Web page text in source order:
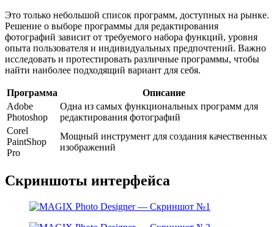
Это только небольшой список программ, доступных на рынке.
Решение о выборе программы для редактирования
фотографий зависит от требуемого набора функций, уровня
опыта пользователя и индивидуальных предпочтений. Важно
исследовать и протестировать различные программы, чтобы
найти наиболее подходящий вариант для себя.
Программа
Описание
Adobe
Photoshop
Одна из самых функциональных программ для
редактирования фотографий
Corel
PaintShop
Pro
Мощный инструмент для создания качественных
изображений
Скриншоты интерфейса